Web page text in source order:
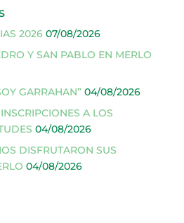
2026 07/08/2026
Y SAN PABLO EN MERLO
GARRAHAN” 04/08/2026
A LOS
04/08/2026
DISFRUTARON SUS
04/08/2026